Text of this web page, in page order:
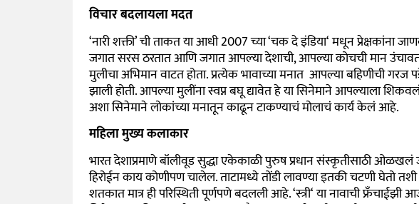
विचार बदलायला मदत
‘नारी शक्ती’ची ताकत या आधी2007च्या‘चक दे इंडिया‘मधून प्रेक्षकांना
जगात सरस ठरतात आणि जगात आपल्या देशाची,आपल्या कोचची मान
मुलीचा अभिमान वाटत होता. प्रत्येक भावाच्या मनात आपल्या बहिणीची गरज
झाली होती. आपल्या मुलींना स्वप्न बघू द्यावेत हे या सिनेमाने आपल्याला
अशा सिनेमाने लोकांच्या मनातून काढून टाकण्याचं मोलाचं कार्य केलं आहे.
महिला मुख्य कलाकार
भारत देशाप्रमाणे बॉलीवूड सुद्धा एकेकाळी पुरुष प्रधान संस्कृतीसाठी
हिरोईन काय कोणीपण चालेल. ताटामध्ये तोंडी लावण्या इतकी चटणी घेतो
शतकात मात्र ही परिस्थिती पूर्णपणे बदलली आहे.‘स्त्री‘या नावाची फ्रॅंचाईझी